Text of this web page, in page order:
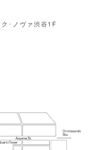
ク･ノヴァ渋谷1F